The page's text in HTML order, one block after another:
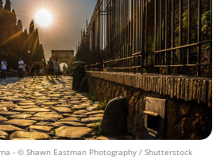
- © Shawn Eastman Photography / Shutterstock